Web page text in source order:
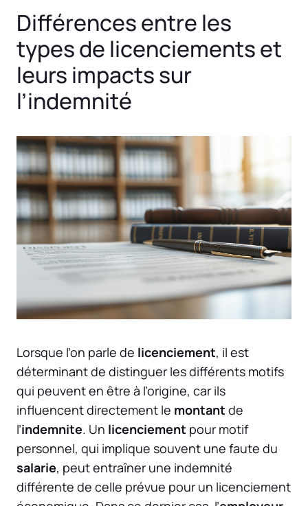
Différences entre les
types de licenciements et
leurs impacts sur
l’indemnité
Lorsque l’on parle de licenciement, il est
déterminant de distinguer les différents motifs
qui peuvent en être à l’origine, car ils
influencent directement le montant de
l’indemnite. Un licenciement pour motif
personnel, qui implique souvent une faute du
salarie, peut entraîner une indemnité
différente de celle prévue pour un licenciement